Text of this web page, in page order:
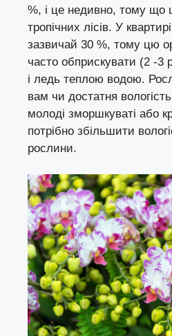
%, і це недивно, тому що
тропічних лісів. У
зазвичай 30 %, тому цю
часто обприскувати (2 -3
і ледь теплою водою.
вам чи достатня
молоді зморшкуваті або
потрібно збільшити
рослини.